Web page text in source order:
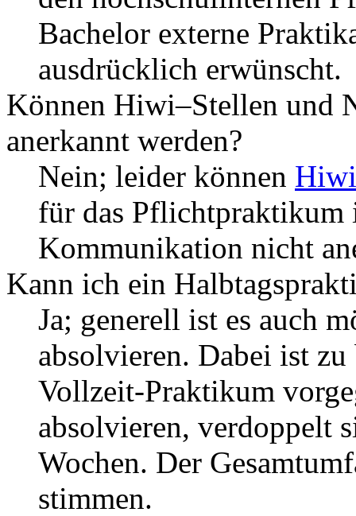
Bachelor externe
ausdrücklich erwünscht.
Können Hiwi–Stellen und
anerkannt werden?
Nein; leider können Hiwi
für das Pflichtpraktikum
Kommunikation nicht
Kann ich ein
Ja; generell ist es auch
absolvieren. Dabei ist zu
Vollzeit-Praktikum
absolvieren, verdoppelt
Wochen. Der
stimmen.